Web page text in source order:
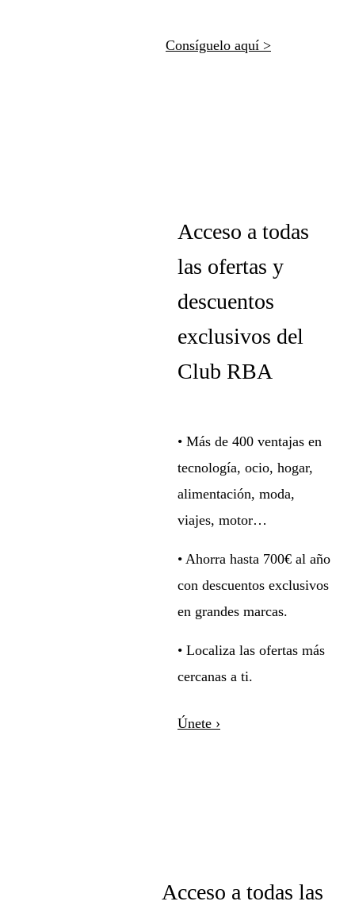
Consíguelo aquí >
Acceso a todas
las ofertas y
descuentos
exclusivos del
Club RBA
• Más de 400 ventajas en
tecnología, ocio, hogar,
alimentación, moda,
viajes, motor…
• Ahorra hasta 700€ al año
con descuentos exclusivos
en grandes marcas.
• Localiza las ofertas más
cercanas a ti.
Únete ›
Acceso a todas las